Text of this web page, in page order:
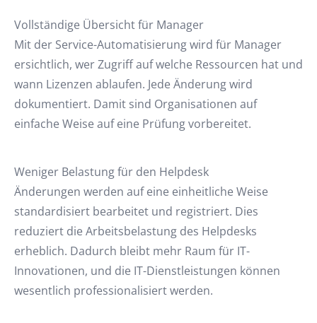
Vollständige Übersicht für Manager
Mit der Service-Automatisierung wird für Manager
ersichtlich, wer Zugriff auf welche Ressourcen hat und
wann Lizenzen ablaufen. Jede Änderung wird
dokumentiert. Damit sind Organisationen auf
einfache Weise auf eine Prüfung vorbereitet.
Weniger Belastung für den Helpdesk
Änderungen werden auf eine einheitliche Weise
standardisiert bearbeitet und registriert. Dies
reduziert die Arbeitsbelastung des Helpdesks
erheblich. Dadurch bleibt mehr Raum für IT-
Innovationen, und die IT-Dienstleistungen können
wesentlich professionalisiert werden.